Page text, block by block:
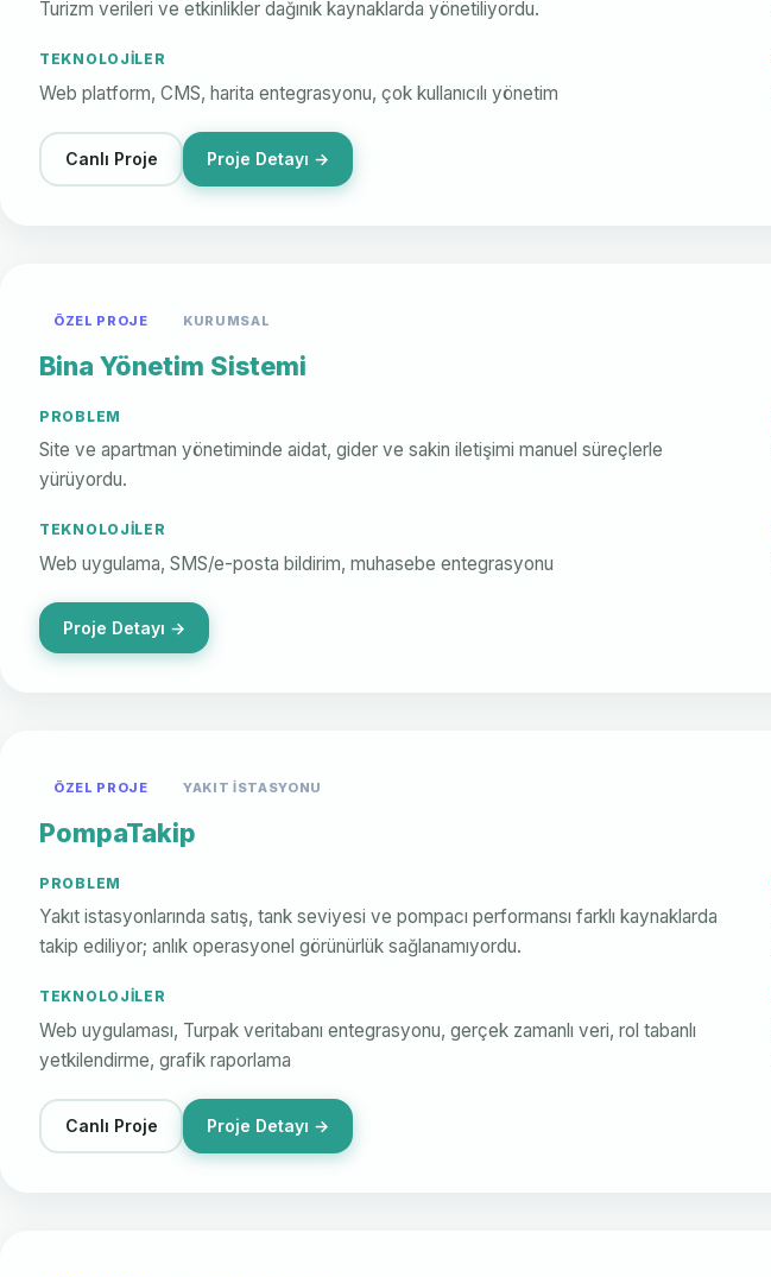
Turizm verileri ve etkinlikler dağınık kaynaklarda yönetiliyordu.
TEKNOLOJILER
Web platform, CMS, harita entegrasyonu, çok kullanıcılı yönetim
Canlı Proje Proje Detayı →
ÖZEL PROJE KURUMSAL
Bina Yönetim Sistemi
PROBLEM
Site ve apartman yönetiminde aidat, gider ve sakin iletişimi manuel süreçlerle
yürüyordu.
TEKNOLOJILER
Web uygulama, SMS/e-posta bildirim, muhasebe entegrasyonu
Proje Detayı →
ÖZEL PROJE YAKIT İSTASYONU
PompaTakip
PROBLEM
Yakıt istasyonlarında satış, tank seviyesi ve pompacı performansı farklı kaynaklarda
takip ediliyor; anlık operasyonel görünürlük sağlanamıyordu.
TEKNOLOJILER
Web uygulaması, Turpak veritabanı entegrasyonu, gerçek zamanlı veri, rol tabanlı
yetkilendirme, grafik raporlama
Canlı Proje Proje Detayı →